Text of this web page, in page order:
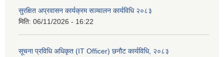
सुरक्षित अप्रवासन कार्यक्रम सञ्चालन कार्यविधि २०८३
मिति: 06/11/2026 - 16:22
सूचना प्रविधि अधिकृत (IT Officer) छनौट कार्यविधि, २०८३